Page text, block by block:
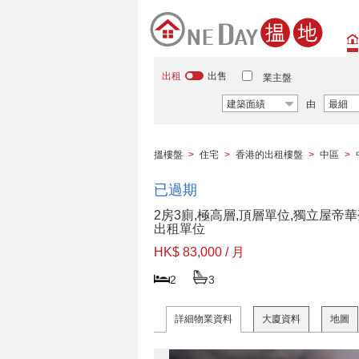
出租 出售 業主盤
建築面績 由 最細
搵樓盤 > 住宅 > 香港的出租樓盤 > 中區 >
已過期
2房3廁,極高層,頂層單位,獨立屋帝
出租單位
HK$ 83,000 / 月
2 3
詳細物業資料 大廈資料 地圖